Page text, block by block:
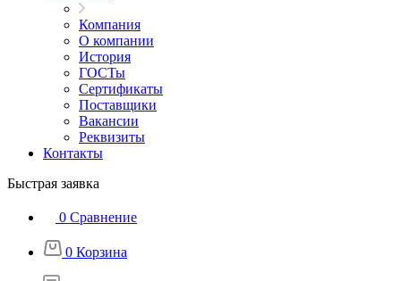
Компания
О компании
История
ГОСТы
Сертификаты
Поставщики
Вакансии
Реквизиты
Контакты
Быстрая заявка
0 Сравнение
0 Корзина